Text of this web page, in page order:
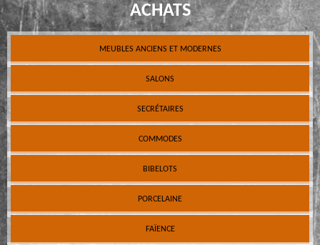
ACHATS
MEUBLES ANCIENS ET MODERNES
SALONS
SECRÉTAIRES
COMMODES
BIBELOTS
PORCELAINE
FAÏENCE